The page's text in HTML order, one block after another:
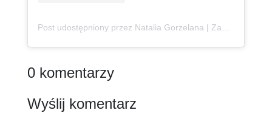
0 komentarzy
Wyślij komentarz